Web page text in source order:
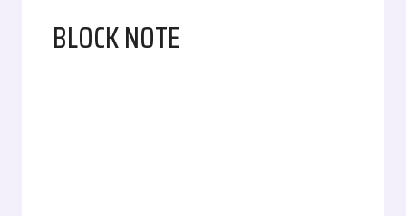
BLOCK NOTE